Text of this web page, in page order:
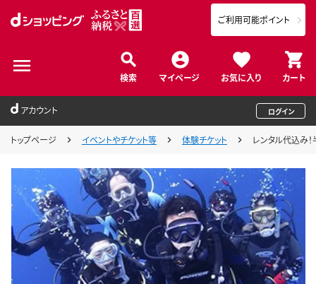
検索 マイページ お気に入り カート
ご利用可能ポイント
アカウント ログイン
トップページ イベントやチケット等 体験チケット レンタル代込み